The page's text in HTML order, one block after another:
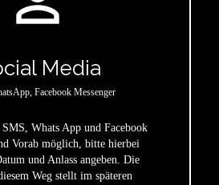
Media
Facebook Messenger
Whats App und Facebook
Vorab möglich, bitte hierbei
und Anlass angeben. Die
Weg stellt im späteren